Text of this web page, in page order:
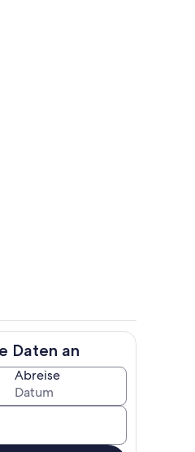
Fewo Wiemer
Daten an
Abreise